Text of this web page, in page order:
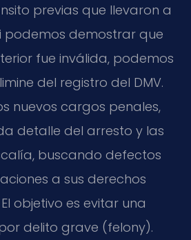
previas que llevaron a
podemos demostrar que
fue inválida, podemos
del registro del DMV.
nuevos cargos penales,
detalle del arresto y las
buscando defectos
a sus derechos
objetivo es evitar una
delito grave (felony).